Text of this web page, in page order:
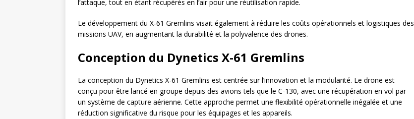
l’attaque, tout en étant récupérés en l’air pour une réutilisation rapide.
Le développement du X-61 Gremlins visait également à réduire les coûts opérationnels et logistiques des
missions UAV, en augmentant la durabilité et la polyvalence des drones.
Conception du Dynetics X-61 Gremlins
La conception du Dynetics X-61 Gremlins est centrée sur l’innovation et la modularité. Le drone est
conçu pour être lancé en groupe depuis des avions tels que le C-130, avec une récupération en vol par
un système de capture aérienne. Cette approche permet une flexibilité opérationnelle inégalée et une
réduction significative du risque pour les équipages et les appareils.